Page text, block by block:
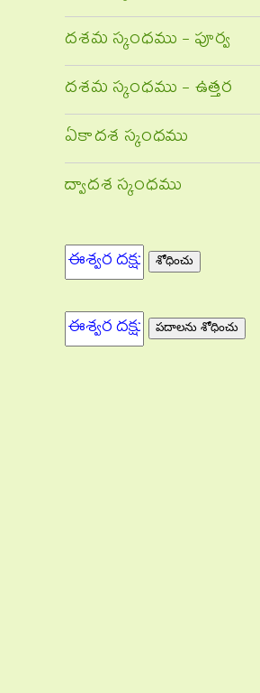
దశమ స్కంధము - పూర్వ
దశమ స్కంధము - ఉత్తర
ఏకాదశ స్కంధము
ద్వాదశ స్కంధము